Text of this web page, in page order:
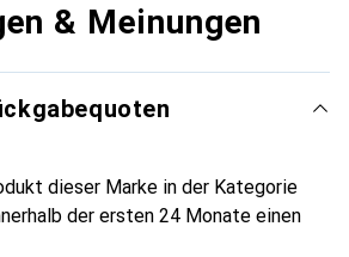
& Meinungen
dieser Marke in der Kategorie
der ersten 24 Monate einen